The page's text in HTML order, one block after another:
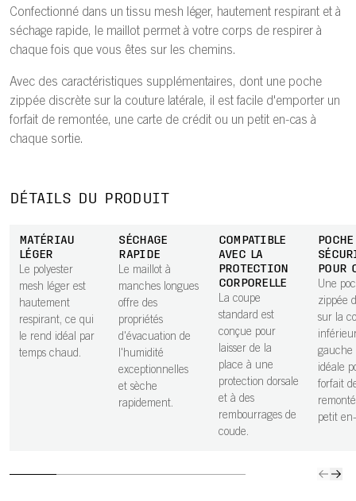
Confectionné dans un tissu mesh léger, hautement respirant et à
séchage rapide, le maillot permet à votre corps de respirer à
chaque fois que vous êtes sur les chemins.
Avec des caractéristiques supplémentaires, dont une poche
zippée discrète sur la couture latérale, il est facile d'emporter un
forfait de remontée, une carte de crédit ou un petit en-cas à
chaque sortie.
DÉTAILS DU PRODUIT
MATÉRIAU
LÉGER
Le polyester
mesh léger est
hautement
respirant, ce qui
le rend idéal par
temps chaud.
SÉCHAGE
RAPIDE
Le maillot à
manches longues
offre des
propriétés
d'évacuation de
l'humidité
exceptionnelles
et sèche
rapidement.
COMPATIBLE
AVEC LA
PROTECTION
CORPORELLE
La coupe
standard est
conçue pour
laisser de la
place à une
protection dorsale
et à des
rembourrages de
coude.
POCHE
POUR
Une
zippée
sur la
gauche
idéale
forfait
petit